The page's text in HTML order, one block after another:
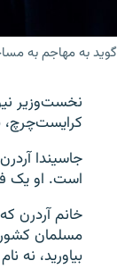
به مهاجم به
نخست‌وزیر
کرایست‌چرچ،
است. او یک
خانم آردرن
مسلمان
بیاورید، نه